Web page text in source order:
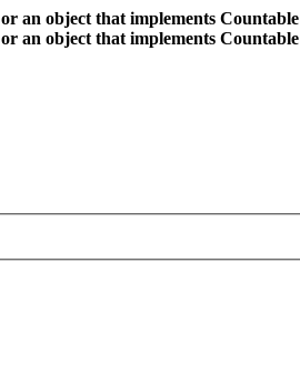
an object that implements Countable
an object that implements Countable